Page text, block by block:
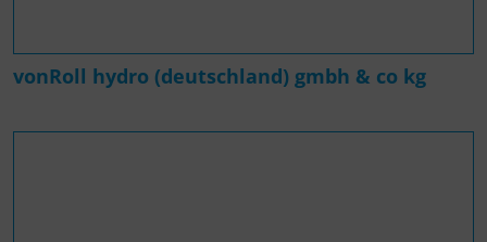
vonRoll hydro (deutschland) gmbh & co kg